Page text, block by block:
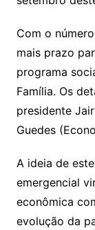
Com o
mais prazo
programa
Família. Os
presidente
Guedes
A ideia de
emergencial
econômica
evolução da